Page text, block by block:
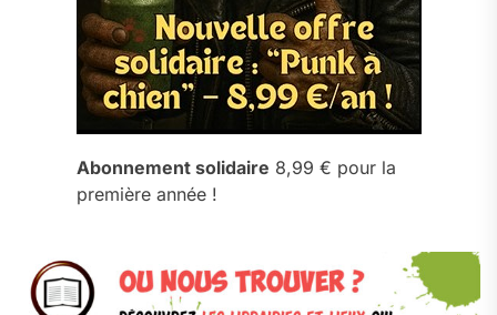
Abonnement solidaire 8,99 € pour la
première année !